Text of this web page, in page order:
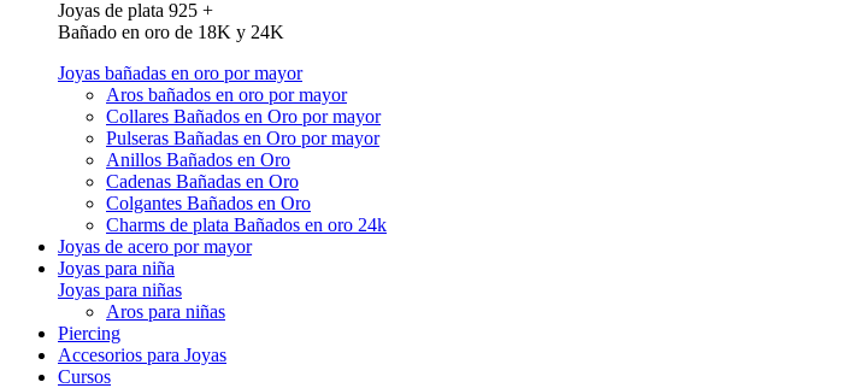
Joyas de plata 925 +
Bañado en oro de 18K y 24K
Joyas bañadas en oro por mayor
Aros bañados en oro por mayor
Collares Bañados en Oro por mayor
Pulseras Bañadas en Oro por mayor
Anillos Bañados en Oro
Cadenas Bañadas en Oro
Colgantes Bañados en Oro
Charms de plata Bañados en oro 24k
Joyas de acero por mayor
Joyas para niña
Joyas para niñas
Aros para niñas
Piercing
Accesorios para Joyas
Cursos